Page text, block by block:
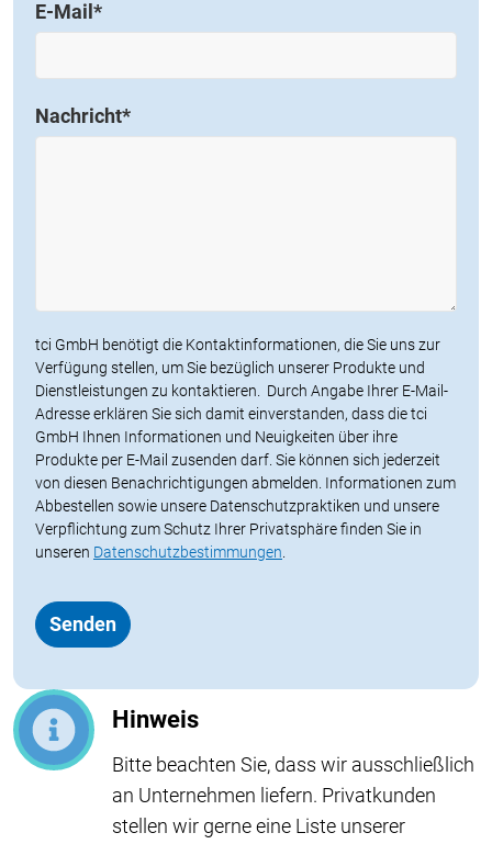
E-Mail*
Nachricht*
tci GmbH benötigt die Kontaktinformationen, die Sie uns zur
Verfügung stellen, um Sie bezüglich unserer Produkte und
Dienstleistungen zu kontaktieren. Durch Angabe Ihrer E-Mail-
Adresse erklären Sie sich damit einverstanden, dass die tci
GmbH Ihnen Informationen und Neuigkeiten über ihre
Produkte per E-Mail zusenden darf. Sie können sich jederzeit
von diesen Benachrichtigungen abmelden. Informationen zum
Abbestellen sowie unsere Datenschutzpraktiken und unsere
Verpflichtung zum Schutz Ihrer Privatsphäre finden Sie in
unseren Datenschutzbestimmungen
Hinweis
Bitte beachten Sie, dass wir ausschließlich
an Unternehmen liefern. Privatkunden
stellen wir gerne eine Liste unserer